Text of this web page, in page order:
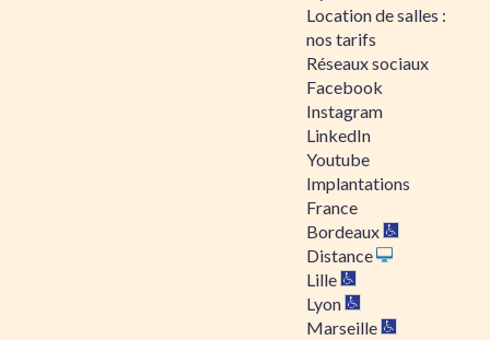
Location de salles :
nos tarifs
Réseaux sociaux
Facebook
Instagram
LinkedIn
Youtube
Implantations
France
Bordeaux
Distance
Lille
Lyon
Marseille